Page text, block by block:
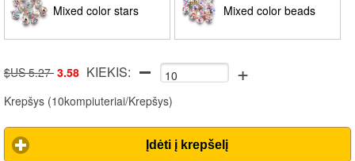
Mixed color stars Mixed color beads
$US 5.27 3.58 KIEKIS: +
Krepšys (10kompiuteriai/Krepšys)
Įdėti į krepšelį